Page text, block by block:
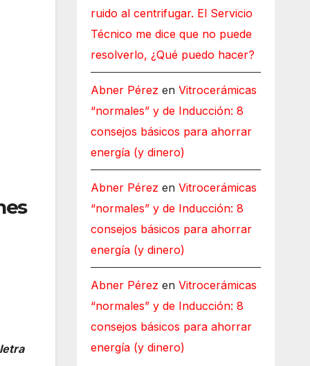
letra
ruido al centrifugar. El Servicio
Técnico me dice que no puede
resolverlo, ¿Qué puedo hacer?
Abner Pérez en Vitrocerámicas
“normales” y de Inducción: 8
consejos básicos para ahorrar
energía (y dinero)
Abner Pérez en Vitrocerámicas
“normales” y de Inducción: 8
consejos básicos para ahorrar
energía (y dinero)
Abner Pérez en Vitrocerámicas
“normales” y de Inducción: 8
consejos básicos para ahorrar
energía (y dinero)